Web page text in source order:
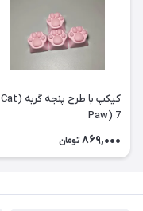
کیکپ با طرح پنجه گربه (Cat
Paw) 7
869,000 تومان